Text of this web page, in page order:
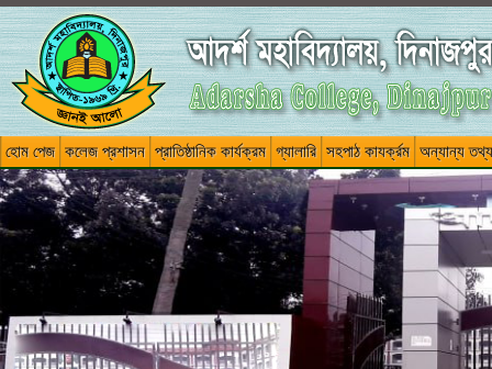
হোম পেজ কলেজ প্রশাসন প্রাতিষ্ঠানিক কার্যক্রম গ্যালারি সহপাঠ কাযর্ক্রম অন্যান্য তথ্য